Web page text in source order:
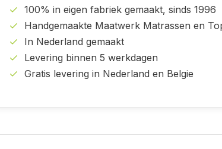
100% in eigen fabriek gemaakt, sinds 1996
Handgemaakte Maatwerk Matrassen en
In Nederland gemaakt
Levering binnen 5 werkdagen
Gratis levering in Nederland en Belgie